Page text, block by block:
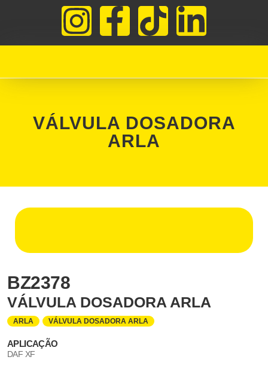
VÁLVULA DOSADORA
ARLA
BZ2378
VÁLVULA DOSADORA ARLA
ARLA VÁLVULA DOSADORA ARLA
APLICAÇÃO
DAF XF